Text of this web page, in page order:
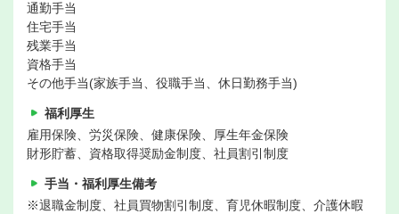
通勤手当
住宅手当
残業手当
資格手当
その他手当(家族手当、役職手当、休日勤務手当)
福利厚生
雇用保険、労災保険、健康保険、厚生年金保険
財形貯蓄、資格取得奨励金制度、社員割引制度
手当・福利厚生備考
※退職金制度、社員買物割引制度、育児休暇制度、介護休暇